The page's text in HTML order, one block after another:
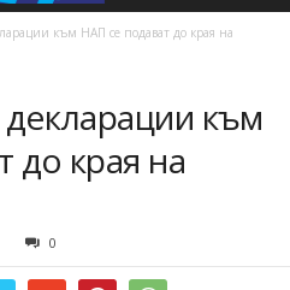
към НАП се подават до края на
към
до края на
0